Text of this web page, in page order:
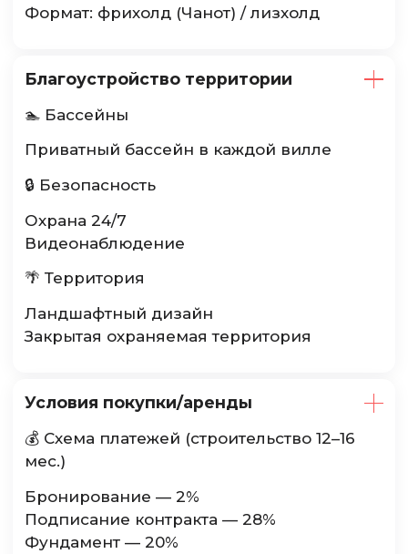
Формат: фрихолд (Чанот) / лизхолд
Благоустройство территории
🏊 Бассейны
Приватный бассейн в каждой вилле
🔒 Безопасность
Охрана 24/7
Видеонаблюдение
🌴 Территория
Ландшафтный дизайн
Закрытая охраняемая территория
Условия покупки/аренды
💰 Схема платежей (строительство 12–16
мес.)
Бронирование — 2%
Подписание контракта — 28%
Фундамент — 20%